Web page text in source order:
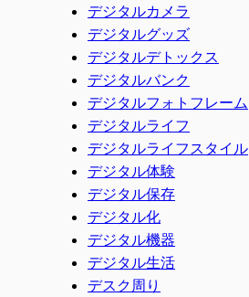
デジタルカメラ
デジタルグッズ
デジタルデトックス
デジタルバンク
デジタルフォトフレーム
デジタルライフ
デジタルライフスタイル
デジタル体験
デジタル保存
デジタル化
デジタル機器
デジタル生活
デスク周り